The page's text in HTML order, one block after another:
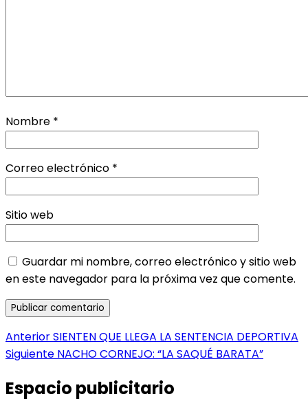
Nombre *
Correo electrónico *
Sitio web
Guardar mi nombre, correo electrónico y sitio web
en este navegador para la próxima vez que comente.
Navegación
de
entradas
AnteriorEntrada
anterior:
SIENTEN QUE LLEGA LA SENTENCIA DEPORTIVA
Siguiente Entrada
NACHO CORNEJO: “LA SAQUÉ BARATA”
Espacio publicitario